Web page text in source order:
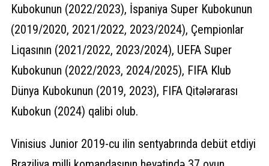
Kubokunun (2022/2023), İspaniya Super Kubokunun
(2019/2020, 2021/2022, 2023/2024), Çempionlar
Liqasının (2021/2022, 2023/2024), UEFA Super
Kubokunun (2022/2023, 2024/2025), FIFA Klub
Dünya Kubokunun (2019, 2023), FIFA Qitələrarası
Kubokun (2024) qalibi olub.
Vinisius Junior 2019-cu ilin sentyabrında debüt etdiyi